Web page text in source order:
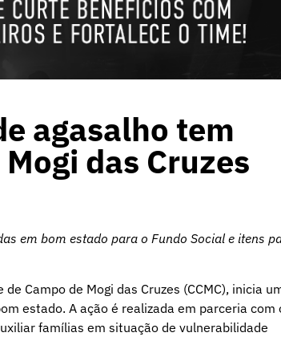
agasalho tem
das Cruzes
em bom estado para o Fundo Social e itens
Campo de Mogi das Cruzes (CCMC), inicia
estado. A ação é realizada em parceria com
famílias em situação de vulnerabilidade